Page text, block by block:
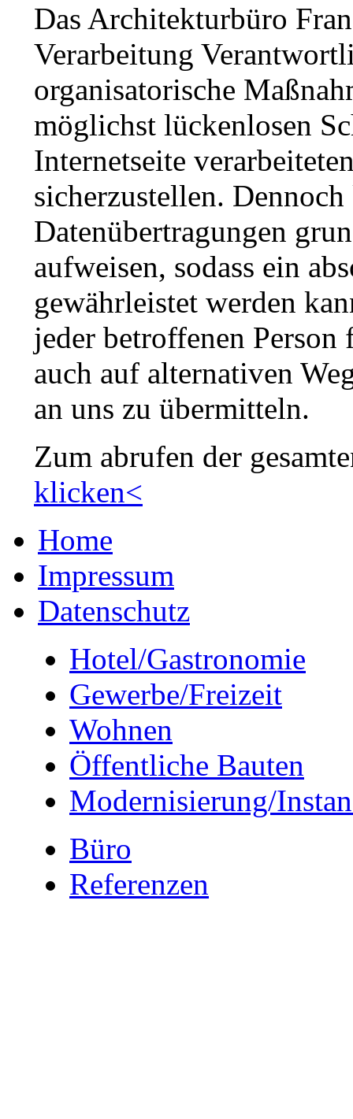
Das Architekturbüro
Verarbeitung
organisatorische
möglichst lückenlosen
Internetseite
sicherzustellen.
Datenübertragungen
aufweisen, sodass ein
gewährleistet werden
jeder betroffenen Person
auch auf alternativen
an uns zu übermitteln.
Zum abrufen der
klicken<
Home
Impressum
Datenschutz
Hotel/Gastronomie
Gewerbe/Freizeit
Wohnen
Öffentliche Bauten
Modernisierung/
Büro
Referenzen